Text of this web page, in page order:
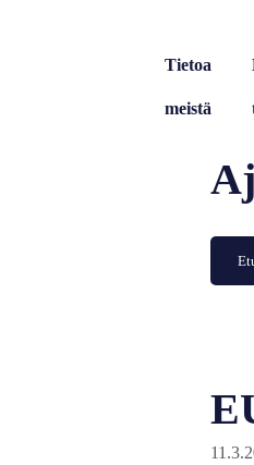
Tietoa
meistä